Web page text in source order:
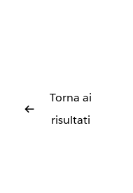
Torna ai
risultati